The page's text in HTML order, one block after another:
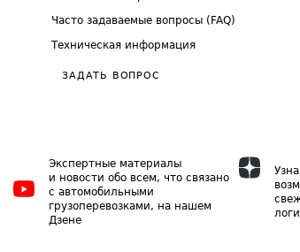
Часто задаваемые вопросы (FAQ)
Техническая информация
ЗАДАТЬ ВОПРОС
Экспертные материалы
и новости обо всем, что связано
с автомобильными
грузоперевозками, на нашем
Дзене